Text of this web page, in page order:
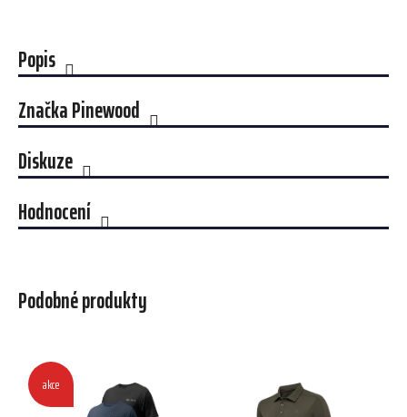
Popis
ZnačkaPinewood
Diskuze
Hodnocení
Podobné produkty
akce